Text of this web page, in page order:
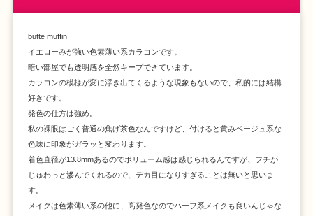
butte muffin
イエローみが強い色素薄い系カラコンです。
暗い部屋でも透明感を全然キープできています。
カラコンの模様が変に浮き出てくるような現象もないので、私的には結構
好きです。
発色の仕方は強め。
私の裸眼はごく普通の焦げ茶色なんですけど、付けると黄みベージュ系な
色味に印象がガラッと変わります。
着色直径が13.8mmあるのでボリューム感は感じられるんですが、フチが
じゅわっと滲んでくれるので、デカ目になりすぎることは無いと思いま
す。
メイクは色素薄い系の他に、高発色なのでハーフ系メイクも良いんじゃな